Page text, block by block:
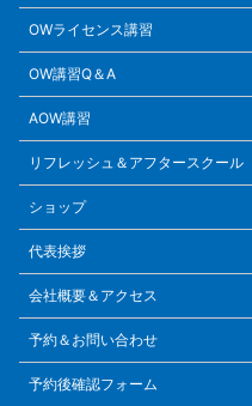
OWライセンス講習
OW講習Q＆A
AOW講習
リフレッシュ＆アフタースクール
ショップ
代表挨拶
会社概要＆アクセス
予約＆お問い合わせ
予約後確認フォーム